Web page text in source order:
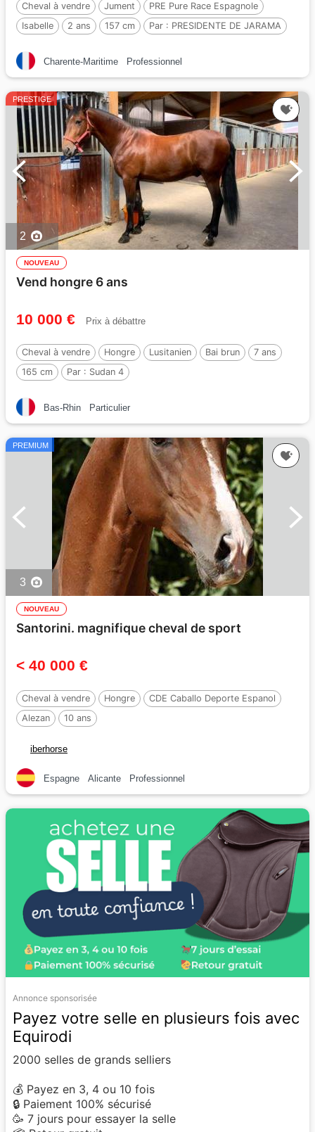
Cheval à vendre Jument
PRE Pure Race Espagnole
Isabelle
2 ans 157 cm Par : PRESIDENTE DE JARAMA
Charente-Maritime Professionnel
PRESTIGE
2
NOUVEAU
Vend hongre 6 ans
10 000 € Prix à débattre
Cheval à vendre Hongre Lusitanien Bai brun
7 ans
165 cm
Par : Sudan 4
Bas-Rhin Particulier
PREMIUM
3
NOUVEAU
Santorini. magnifique cheval de sport
< 40 000 €
Cheval à vendre Hongre
CDE Caballo Deporte Espanol
Alezan
10 ans
iberhorse
Espagne Alicante Professionnel
Annonce sponsorisée
Payez votre selle en plusieurs fois avec
Equirodi
2000 selles de grands selliers
💰 Payez en 3, 4 ou 10 fois
🔒 Paiement 100% sécurisé
🥳 7 jours pour essayer la selle